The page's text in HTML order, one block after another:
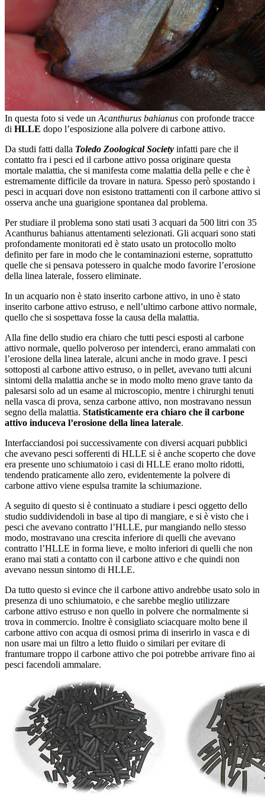
In questa foto si vede un Acanthurus bahianus con profonde tracce
di HLLE dopo l’esposizione alla polvere di carbone attivo.
Da studi fatti dalla Toledo Zoological Society infatti pare che il
contatto fra i pesci ed il carbone attivo possa originare questa
mortale malattia, che si manifesta come malattia della pelle e che è
estremamente difficile da trovare in natura. Spesso però spostando i
pesci in acquari dove non esistono trattamenti con il carbone attivo si
osserva anche una guarigione spontanea dal problema.
Per studiare il problema sono stati usati 3 acquari da 500 litri con 35
Acanthurus bahianus attentamenti selezionati. Gli acquari sono stati
profondamente monitorati ed è stato usato un protocollo molto
definito per fare in modo che le contaminazioni esterne, soprattutto
quelle che si pensava potessero in qualche modo favorire l’erosione
della linea laterale, fossero eliminate.
In un acquario non è stato inserito carbone attivo, in uno è stato
inserito carbone attivo estruso, e nell’ultimo carbone attivo normale,
quello che si sospettava fosse la causa della malattia.
Alla fine dello studio era chiaro che tutti pesci esposti al carbone
attivo normale, quello polveroso per intenderci, erano ammalati con
l’erosione della linea laterale, alcuni anche in modo grave. I pesci
sottoposti al carbone attivo estruso, o in pellet, avevano tutti alcuni
sintomi della malattia anche se in modo molto meno grave tanto da
palesarsi solo ad un esame al microscopio, mentre i chirurghi tenuti
nella vasca di prova, senza carbone attivo, non mostravano nessun
segno della malattia. Statisticamente era chiaro che il carbone
attivo induceva l’erosione della linea laterale.
Interfacciandosi poi successivamente con diversi acquari pubblici
che avevano pesci sofferenti di HLLE si è anche scoperto che dove
era presente uno schiumatoio i casi di HLLE erano molto ridotti,
tendendo praticamente allo zero, evidentemente la polvere di
carbone attivo viene espulsa tramite la schiumazione.
A seguito di questo si è continuato a studiare i pesci oggetto dello
studio suddividendoli in base al tipo di mangiare, e si è visto che i
pesci che avevano contratto l’HLLE, pur mangiando nello stesso
modo, mostravano una crescita inferiore di quelli che avevano
contratto l’HLLE in forma lieve, e molto inferiori di quelli che non
erano mai stati a contatto con il carbone attivo e che quindi non
avevano nessun sintomo di HLLE.
Da tutto questo si evince che il carbone attivo andrebbe usato solo in
presenza di uno schiumatoio, e che sarebbe meglio utilizzare
carbone attivo estruso e non quello in polvere che normalmente si
trova in commercio. Inoltre è consigliato sciacquare molto bene il
carbone attivo con acqua di osmosi prima di inserirlo in vasca e di
non usare mai un filtro a letto fluido o similari per evitare di
frantumare troppo il carbone attivo che poi potrebbe arrivare fino ai
pesci facendoli ammalare.